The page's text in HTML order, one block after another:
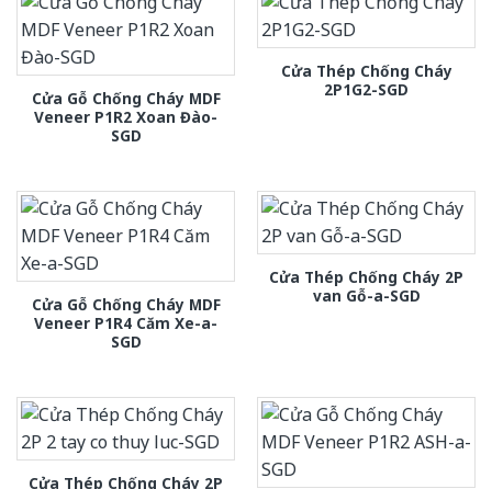
Cửa Gỗ Chống Cháy MDF
Veneer P1R2 Xoan Đào-
SGD
Cửa Thép Chống Cháy
2P1G2-SGD
Cửa Gỗ Chống Cháy MDF
Veneer P1R4 Căm Xe-a-
SGD
Cửa Thép Chống Cháy 2P
van Gỗ-a-SGD
Cửa Thép Chống Cháy 2P